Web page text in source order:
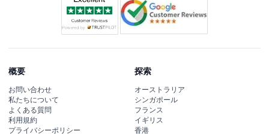
概要
お問い合わせ
私たちについて
よくある質問
利用規約
プライバシーポリシー
探索
オーストラリア
シンガポール
フランス
イギリス
香港